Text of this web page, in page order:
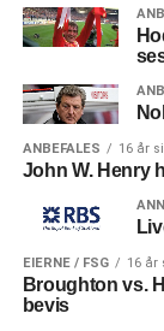
ANBEFALES 16 år
John W. Henry
EIERNE / FSG 16 år
Broughton vs.
bevis